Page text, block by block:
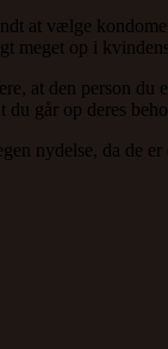
at vælge
op i
at den person
går op deres
nydelse, da de